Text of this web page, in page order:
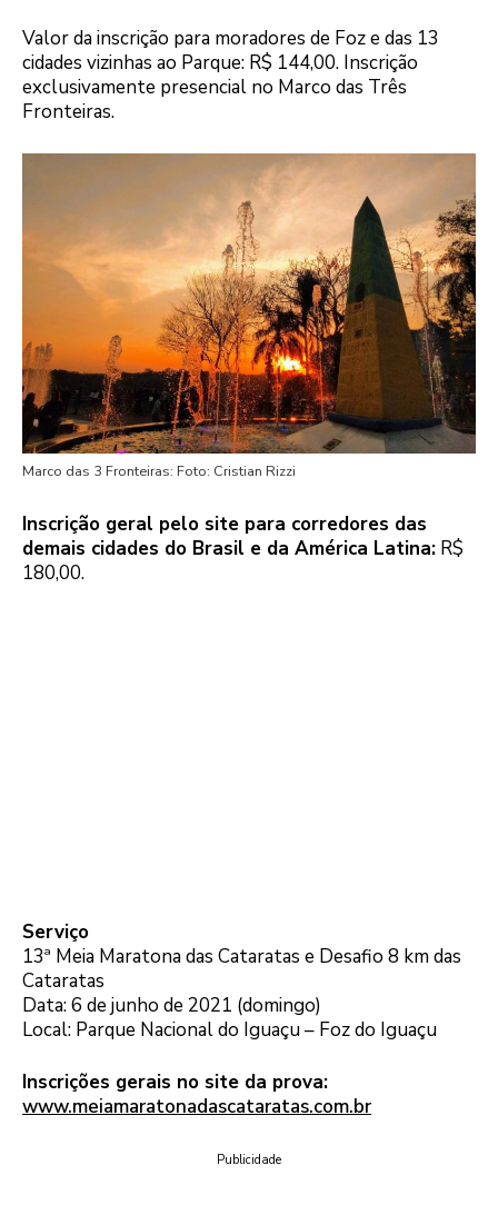
Valor da inscrição para moradores de Foz e das 13
cidades vizinhas ao Parque: R$ 144,00. Inscrição
exclusivamente presencial no Marco das Três
Fronteiras.
Marco das 3 Fronteiras: Foto: Cristian Rizzi
Inscrição geral pelo site para corredores das
demais cidades do Brasil e da América Latina: R$
180,00.
Serviço
13ª Meia Maratona das Cataratas e Desafio 8 km das
Cataratas
Data: 6 de junho de 2021 (domingo)
Local: Parque Nacional do Iguaçu – Foz do Iguaçu
Inscrições gerais no site da prova:
www.meiamaratonadascataratas.com.br
Publicidade